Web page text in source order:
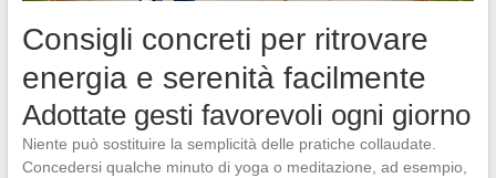
Consigli concreti per ritrovare
energia e serenità facilmente
Adottate gesti favorevoli ogni giorno
Niente può sostituire la semplicità delle pratiche collaudate.
Concedersi qualche minuto di yoga o meditazione, ad esempio,